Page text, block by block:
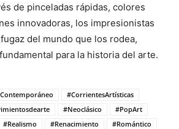
de pinceladas rápidas, colores
innovadoras, los impresionistas
del mundo que los rodea,
para la historia del arte.
#CorrientesArtísticas
#Neoclásico
#PopArt
#Realismo #Renacimiento
#Romántico